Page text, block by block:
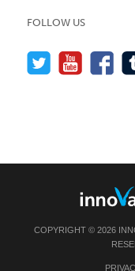
FOLLOW US
COPYRIGHT © 2026